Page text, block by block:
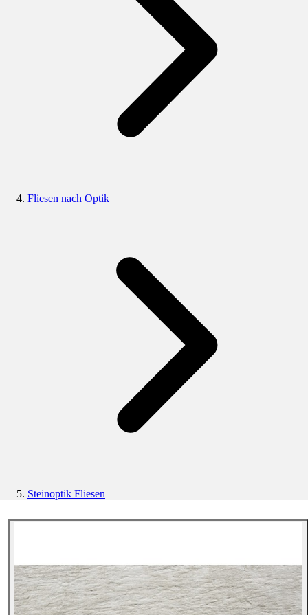
Fliesen nach Optik
Steinoptik Fliesen